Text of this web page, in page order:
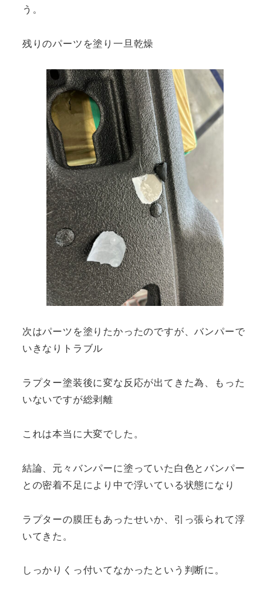
う。
残りのパーツを塗り一旦乾燥
次はパーツを塗りたかったのですが、バンパーで
いきなりトラブル
ラプター塗装後に変な反応が出てきた為、もった
いないですが総剥離
これは本当に大変でした。
結論、元々バンパーに塗っていた白色とバンパー
との密着不足により中で浮いている状態になり
ラプターの膜圧もあったせいか、引っ張られて浮
いてきた。
しっかりくっ付いてなかったという判断に。